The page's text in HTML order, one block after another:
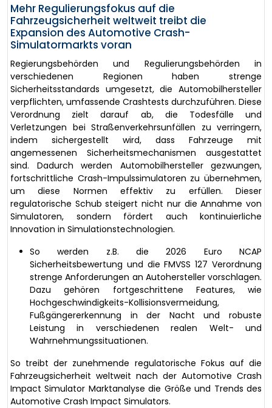
Mehr Regulierungsfokus auf die
Fahrzeugsicherheit weltweit treibt die
Expansion des Automotive Crash-
Simulatormarkts voran
Regierungsbehörden und Regulierungsbehörden in
verschiedenen Regionen haben strenge
Sicherheitsstandards umgesetzt, die Automobilhersteller
verpflichten, umfassende Crashtests durchzuführen. Diese
Verordnung zielt darauf ab, die Todesfälle und
Verletzungen bei Straßenverkehrsunfällen zu verringern,
indem sichergestellt wird, dass Fahrzeuge mit
angemessenen Sicherheitsmechanismen ausgestattet
sind. Dadurch werden Automobilhersteller gezwungen,
fortschrittliche Crash-Impulssimulatoren zu übernehmen,
um diese Normen effektiv zu erfüllen. Dieser
regulatorische Schub steigert nicht nur die Annahme von
Simulatoren, sondern fördert auch kontinuierliche
Innovation in Simulationstechnologien.
So werden z.B. die 2026 Euro NCAP
Sicherheitsbewertung und die FMVSS 127 Verordnung
strenge Anforderungen an Autohersteller vorschlagen.
Dazu gehören fortgeschrittene Features, wie
Hochgeschwindigkeits-Kollisionsvermeidung,
Fußgängererkennung in der Nacht und robuste
Leistung in verschiedenen realen Welt- und
Wahrnehmungssituationen.
So treibt der zunehmende regulatorische Fokus auf die
Fahrzeugsicherheit weltweit nach der Automotive Crash
Impact Simulator Marktanalyse die Größe und Trends des
Automotive Crash Impact Simulators.